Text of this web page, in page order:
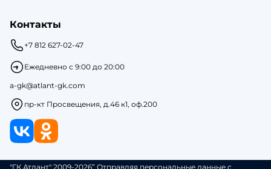
Контакты
+7 812 627-02-47
Ежедневно с 9:00 до 20:00
a-gk@atlant-gk.com
пр-кт Просвещения, д.46 к1, оф.200
"ГК Атлант" 2009-2026” Отправляя персональные данные с